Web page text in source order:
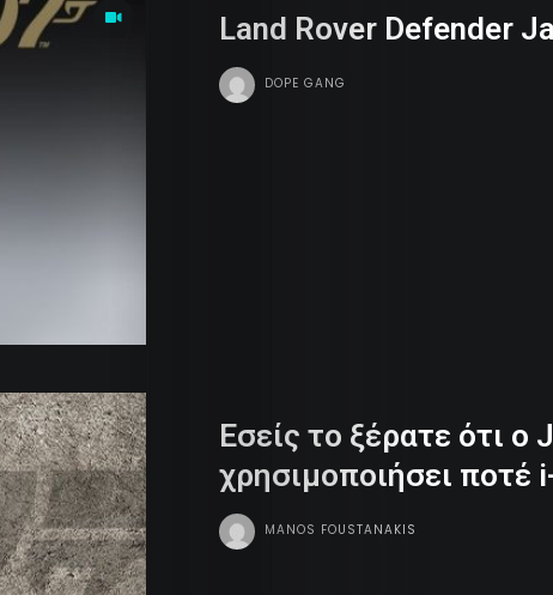
Land Rover Defender
DOPE GANG
Εσείς το ξέρατε ότι ο
χρησιμοποιήσει ποτέ
MANOS FOUSTANAKIS